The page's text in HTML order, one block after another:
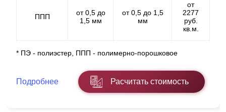
изменением угла ламели изменяется шаг пластин.
Изменение угла влияет на число ламелей в
ППП
от 0,5 до
1,5 мм
от 0,5 до 1,5
мм
от
2277
руб.
кв.м.
* ПЭ - полиэстер, ППП - полимерно-порошковое
Подробнее Расчитать стоимость